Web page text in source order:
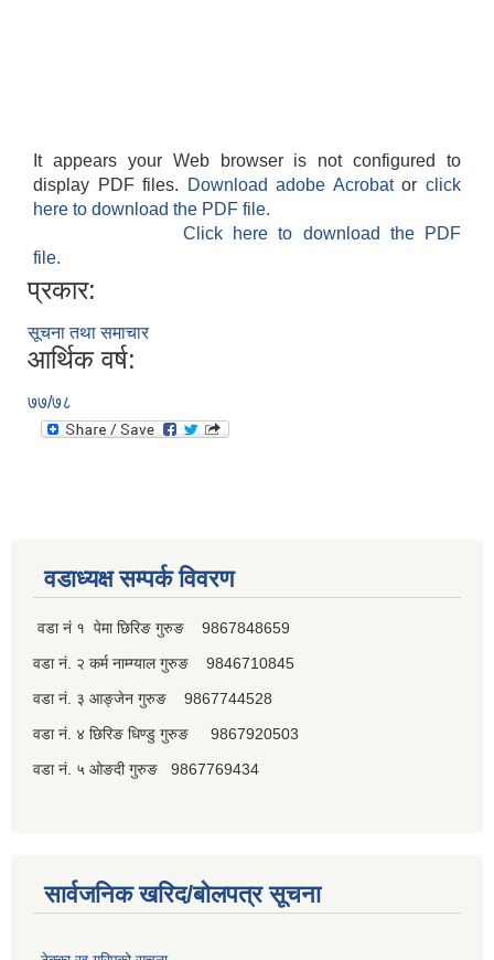
It appears your Web browser is not configured to
display PDF files.
Download adobe Acrobatorclick
here to download the PDF file.
Click here to download the PDF
file.
प्रकार:
सूचना तथा समाचार
आर्थिक वर्ष:
७७/७८
वडाध्यक्ष सम्पर्क विवरण
वडा नं १ पेमा छिरिङ गुरुङ 9867848659
वडा नं. २ कर्म नाम्ग्याल गुरुङ 9846710845
वडा नं. ३ आङ्जेन गुरुङ 9867744528
वडा नं. ४ छिरिङ धिण्डु गुरुङ 9867920503
वडा नं. ५ ओङदी गुरुङ 9867769434
सार्वजनिक खरिद/बोलपत्र सूचना